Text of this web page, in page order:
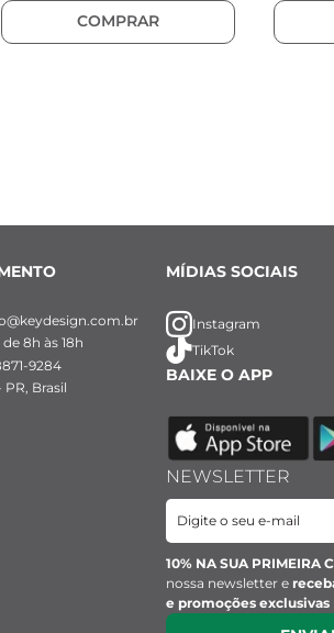
COMPRAR
de 8h às 18h
9284
Brasil
MÍDIAS SOCIAIS
Instagram
TikTok
BAIXE O APP
NEWSLETTER
10% NA SUA PRIMEIRA
nossa newsletter e
e promoções exclusivas